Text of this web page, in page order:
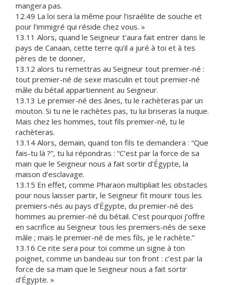
mangera pas.
12.49 La loi sera la même pour l’israélite de souche et
pour l’immigré qui réside chez vous. »
13.11 Alors, quand le Seigneur t’aura fait entrer dans le
pays de Canaan, cette terre qu’il a juré à toi et à tes
pères de te donner,
13.12 alors tu remettras au Seigneur tout premier-né :
tout premier-né de sexe masculin et tout premier-né
mâle du bétail appartiennent au Seigneur.
13.13 Le premier-né des ânes, tu le rachèteras par un
mouton. Si tu ne le rachètes pas, tu lui briseras la nuque.
Mais chez les hommes, tout fils premier-né, tu le
rachèteras.
13.14 Alors, demain, quand ton fils te demandera : “Que
fais-tu là ?”, tu lui répondras : “C’est par la force de sa
main que le Seigneur nous a fait sortir d’Égypte, la
maison d’esclavage.
13.15 En effet, comme Pharaon multipliait les obstacles
pour nous laisser partir, le Seigneur fit mourir tous les
premiers-nés au pays d’Égypte, du premier-né des
hommes au premier-né du bétail. C’est pourquoi j’offre
en sacrifice au Seigneur tous les premiers-nés de sexe
mâle ; mais le premier-né de mes fils, je le rachète.”
13.16 Ce rite sera pour toi comme un signe à ton
poignet, comme un bandeau sur ton front : c’est par la
force de sa main que le Seigneur nous a fait sortir
d’Égypte. »